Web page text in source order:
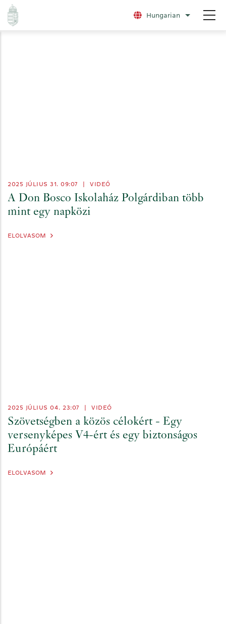
Ugrás
Hungarian További
2025 JÚLIUS 31. 09:07 VIDEÓ
A Don Bosco Iskolaház Polgárdiban több
mint egy napközi
ELOLVASOM
2025 JÚLIUS 04. 23:07 VIDEÓ
Szövetségben a közös célokért - Egy
versenyképes V4-ért és egy biztonságos
Európáért
ELOLVASOM